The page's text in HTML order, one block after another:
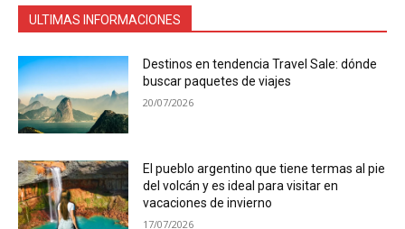
ULTIMAS INFORMACIONES
Destinos en tendencia Travel Sale: dónde
buscar paquetes de viajes
20/07/2026
El pueblo argentino que tiene termas al pie
del volcán y es ideal para visitar en
vacaciones de invierno
17/07/2026